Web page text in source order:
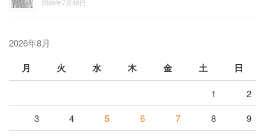
2026年7月30日
2026年8月
月 火 水 木 金 土 日
1
2
3
4 5 6 7 8
9